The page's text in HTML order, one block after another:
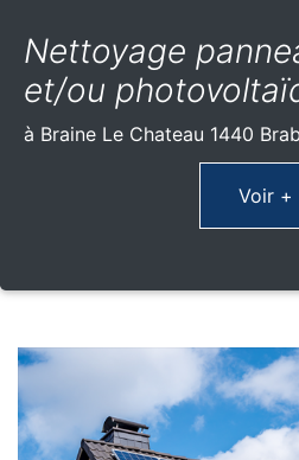
Nettoyage
et/ou
à Braine Le Chateau 1440
Voir +